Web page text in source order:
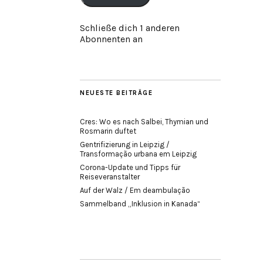
Schließe dich 1 anderen
Abonnenten an
NEUESTE BEITRÄGE
Cres: Wo es nach Salbei, Thymian und
Rosmarin duftet
Gentrifizierung in Leipzig /
Transformação urbana em Leipzig
Corona-Update und Tipps für
Reiseveranstalter
Auf der Walz / Em deambulação
Sammelband „Inklusion in Kanada“